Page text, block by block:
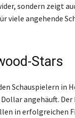
sondern zeigt
viele angehende
Stars
Schauspielern in
angehäuft. Der
in erfolgreichen